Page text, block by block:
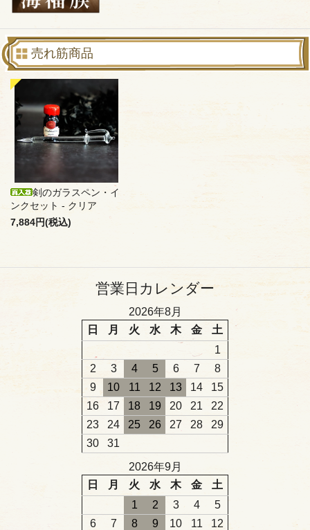
売れ筋商品
剣のガラスペン・イ
ンクセット - クリア
7,884円(税込)
営業日カレンダー
2026年8月
日
月 火 水 木 金
土
1
2
3 4 5 6 7
8
9
10 11 12 13 14
15
16
17 18 19 20 21
22
23
24 25 26 27 28
29
30
31
2026年9月
日
月 火 水 木 金
土
1
2 3 4
5
6
7 8 9 10 11
12